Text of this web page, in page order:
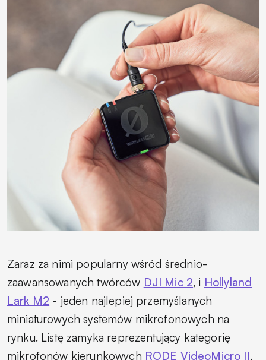
Zaraz za nimi popularny wśród średnio-
zaawansowanych twórców DJI Mic 2, i Hollyland
Lark M2 - jeden najlepiej przemyślanych
miniaturowych systemów mikrofonowych na
rynku. Listę zamyka reprezentujący kategorię
mikrofonów kierunkowych RODE VideoMicro II,